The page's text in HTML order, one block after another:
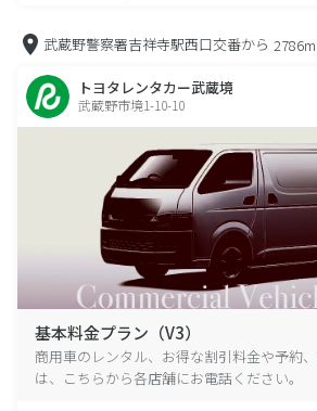
武蔵野警察署吉祥寺駅西口交番から 2786m
トヨタレンタカー武蔵境
武蔵野市境1-10-10
基本料金プラン（V3）
商用車のレンタル、お得な割引料金や予約
は、こちらから各店舗にお電話ください。